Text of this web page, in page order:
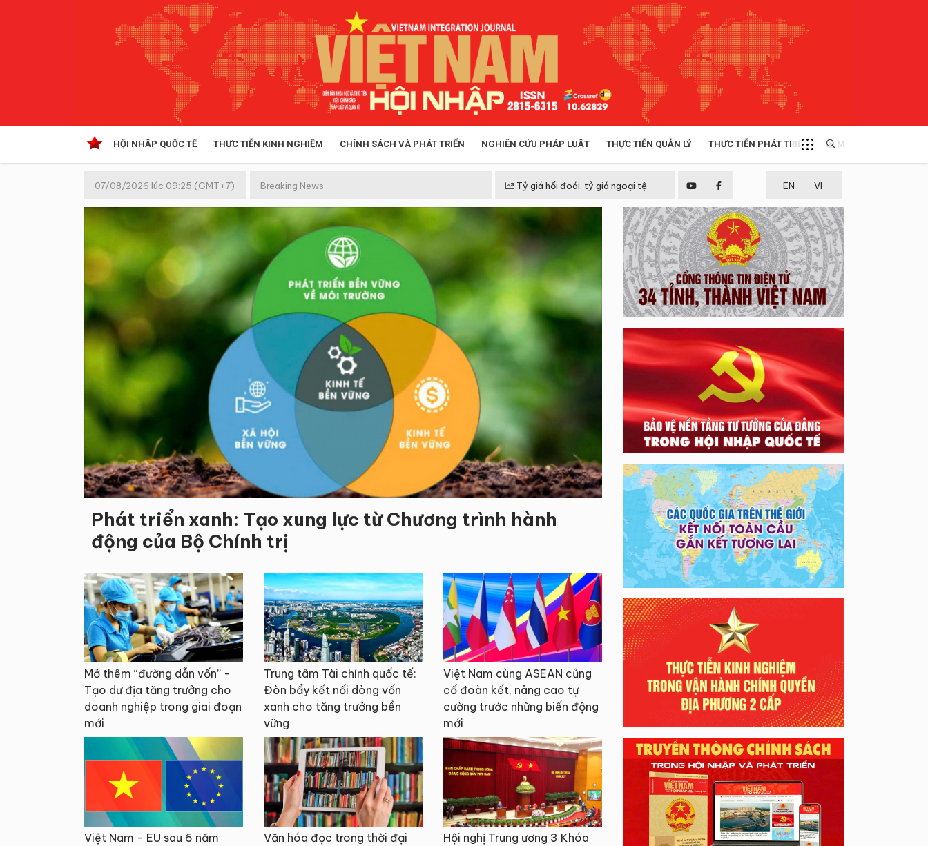
HỘI NHẬP QUỐC TẾ THỰC TIỄN KINH NGHIỆM CHÍNH SÁCH VÀ PHÁT TRIỂN NGHIÊN CỨU PHÁP LUẬT THỰC TIỄN QUẢN LÝ THỰC TIỄN PHÁT TRIỂN MULTIMEDIA
Kinh tế hội nhập
Doanh nghiệp
NGHIÊN CỨU PHÁP LUẬT THỰC TIỄN QUẢN LÝ VIỆT NAM ĐIỂM ĐẾN THỰC TIỄN - KINH NGHIỆM
07/08/2026 lúc 09:25 (GMT+7) Breaking News Tỷ giá hối đoái, tỷ giá ngoại tệ EN VI
Phát triển xanh: Tạo xung lực từ Chương trình hành
động của Bộ Chính trị
Mở thêm “đường dẫn vốn” -
Tạo dư địa tăng trưởng cho
doanh nghiệp trong giai đoạn
mới
Trung tâm Tài chính quốc tế:
Đòn bẩy kết nối dòng vốn
xanh cho tăng trưởng bền
vững
Việt Nam cùng ASEAN củng
cố đoàn kết, nâng cao tự
cường trước những biến động
mới
Việt Nam - EU sau 6 năm
Văn hóa đọc trong thời đại
Hội nghị Trung ương 3 Khóa